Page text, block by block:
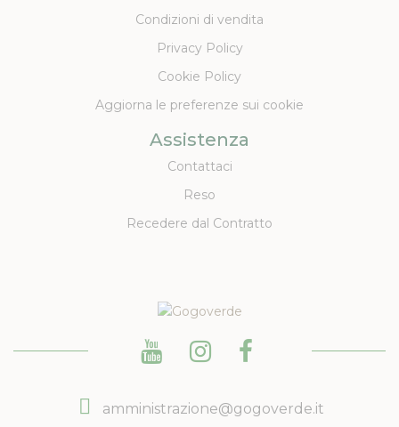
Condizioni di vendita
Privacy Policy
Cookie Policy
Aggiorna le preferenze sui cookie
Assistenza
Contattaci
Reso
Recedere dal Contratto
amministrazione@gogoverde.it